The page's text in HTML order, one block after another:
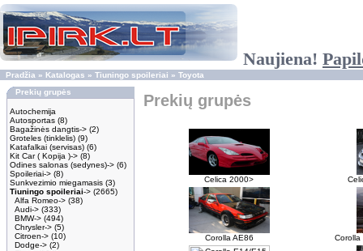
Naujiena!
Pradžia » Katalogas » Tiuningo spoileriai » Toyota
Prekių grupės
Autochemija
Autosportas (8)
Bagažinės dangtis-> (2)
Groteles (tinklelis) (9)
Katafalkai (servisas) (6)
Kit Car ( Kopija )-> (8)
Odines salonas (sedynes)-> (6)
Spoileriai-> (8)
Sunkvezimio miegamasis (3)
Tiuningo spoileriai-> (2665)
Alfa Romeo-> (38)
Audi-> (333)
BMW-> (494)
Chrysler-> (5)
Citroen-> (10)
Dodge-> (2)
Prekių grupės
Celica 2000>
Corolla AE86 Corolla